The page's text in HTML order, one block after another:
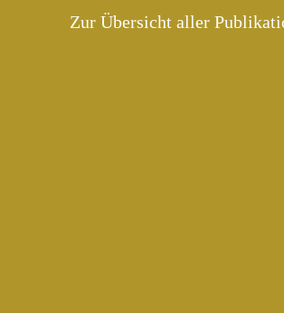
Zur Übersicht aller